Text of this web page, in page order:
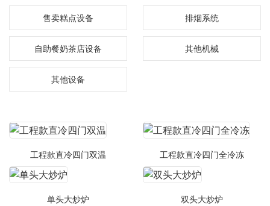
售卖糕点设备 排烟系统
自助餐奶茶店设备 其他机械
其他设备
工程款直冷四门双温 工程款直冷四门全冷冻
单头大炒炉 双头大炒炉